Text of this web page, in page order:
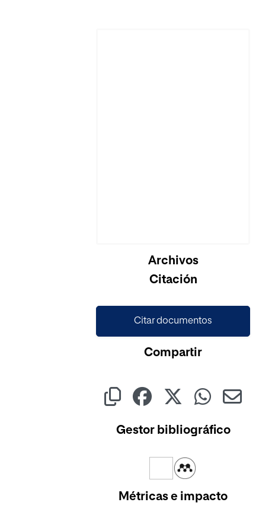
Archivos
Citación
Citar documentos
Compartir
Gestor bibliográfico
Métricas e impacto